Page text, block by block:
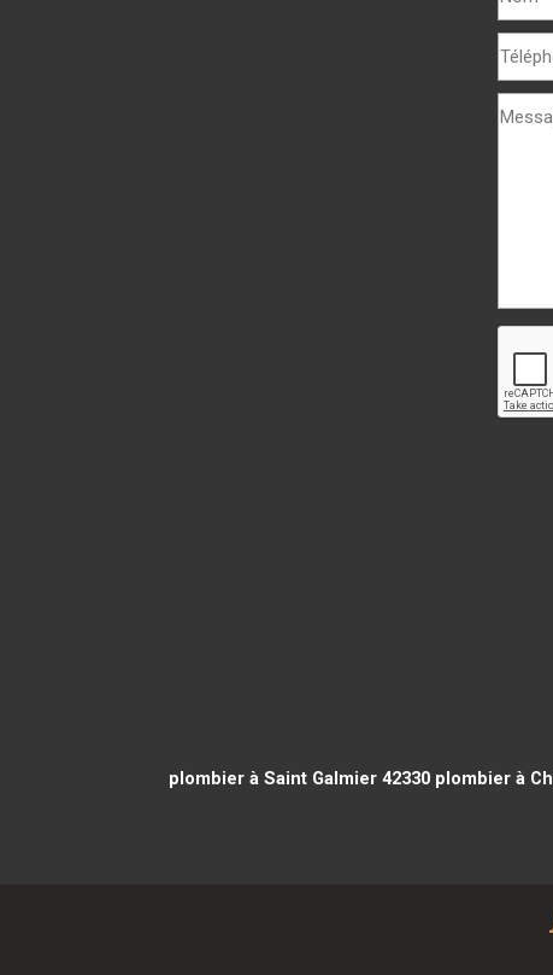
plombier à Saint Galmier 42330 plombier à